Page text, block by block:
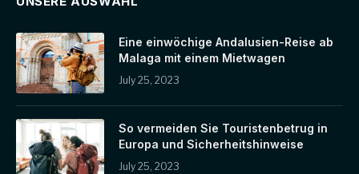
Eine einwöchige Andalusien-Reise ab
Malaga mit einem Mietwagen
July 25, 2023
So vermeiden Sie Touristenbetrug in
Europa und Sicherheitshinweise
July 25, 2023